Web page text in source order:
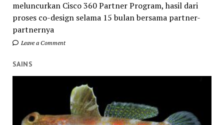
meluncurkan Cisco 360 Partner Program, hasil dari
proses co-design selama 15 bulan bersama partner-
partnernya
Leave a Comment
SAINS